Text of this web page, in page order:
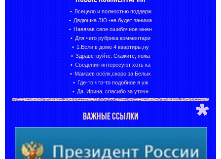
Всецело и полностью поддерж
Дядюшка ЗЮ -не будет занима
Навязав свое ошибочное мнен
Для чего рубрика комментари
1.Если в доме 4 квартиры,ну
Здравствуйте. Скажите, пожа
Сведения интересуют хоть ка
Мамаев осёлк,скоро за Белых
Где-то что-то подобное я уж
Да, Ирина, спасибо за уточн
ВАЖНЫЕ ССЫЛКИ